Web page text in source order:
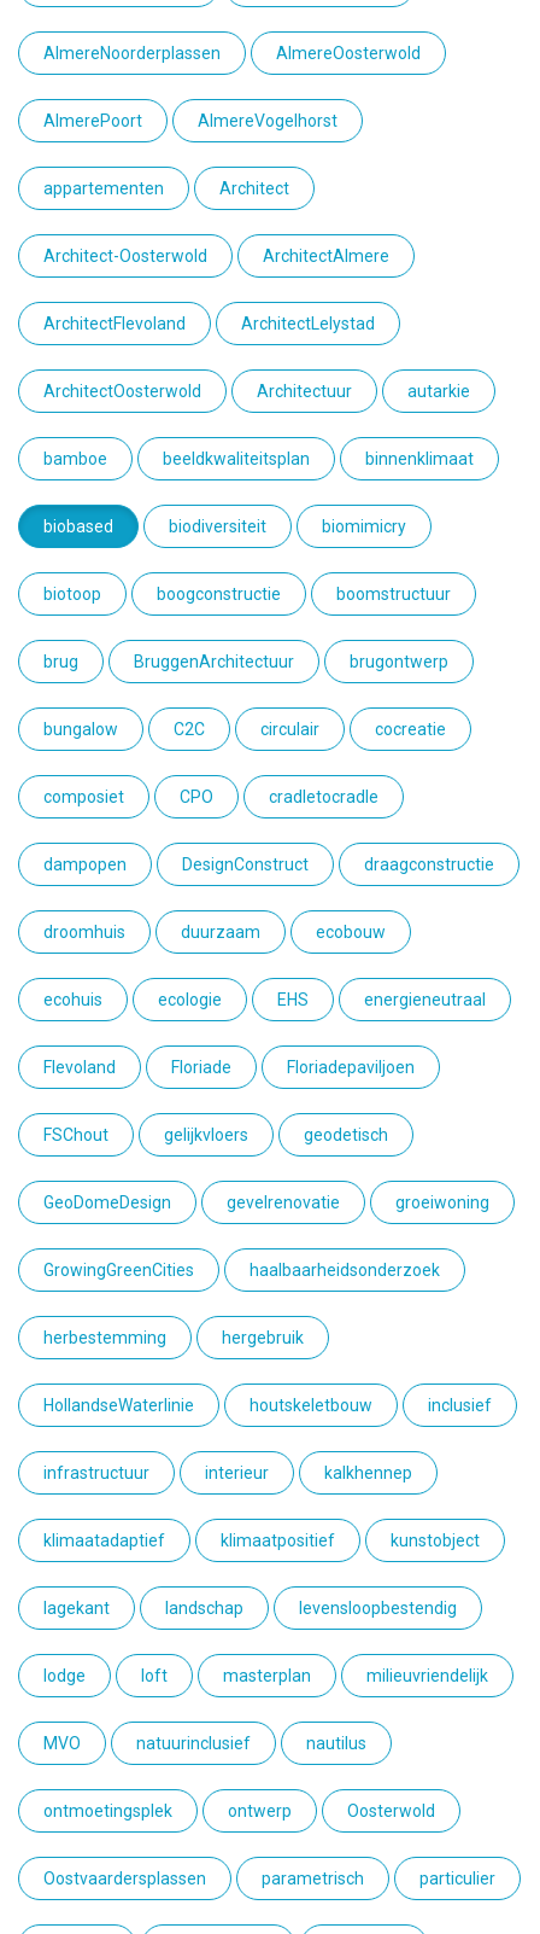
AlmereNoorderplassen AlmereOosterwold
AlmerePoort AlmereVogelhorst
appartementen Architect
Architect-Oosterwold ArchitectAlmere
ArchitectFlevoland ArchitectLelystad
ArchitectOosterwold Architectuur autarkie
bamboe beeldkwaliteitsplan binnenklimaat
biobased biodiversiteit biomimicry
biotoop boogconstructie boomstructuur
brug BruggenArchitectuur brugontwerp
bungalow C2C circulair cocreatie
composiet CPO cradletocradle
dampopen DesignConstruct draagconstructie
droomhuis duurzaam ecobouw
ecohuis ecologie EHS energieneutraal
Flevoland Floriade Floriadepaviljoen
FSChout gelijkvloers geodetisch
GeoDomeDesign gevelrenovatie groeiwoning
GrowingGreenCities haalbaarheidsonderzoek
herbestemming hergebruik
HollandseWaterlinie houtskeletbouw inclusief
infrastructuur interieur kalkhennep
klimaatadaptief klimaatpositief kunstobject
lagekant landschap levensloopbestendig
lodge loft masterplan milieuvriendelijk
MVO natuurinclusief nautilus
ontmoetingsplek ontwerp Oosterwold
Oostvaardersplassen parametrisch particulier